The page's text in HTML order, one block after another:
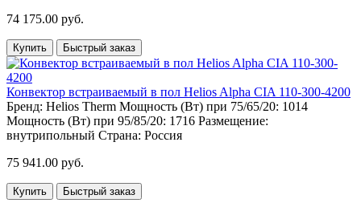
74 175.00 руб.
Купить Быстрый заказ
Конвектор встраиваемый в пол Helios Alpha CIA 110-300-4200
Бренд: Helios Therm Мощность (Вт) при 75/65/20: 1014
Мощность (Вт) при 95/85/20: 1716 Размещение:
внутрипольный Страна: Россия
75 941.00 руб.
Купить Быстрый заказ